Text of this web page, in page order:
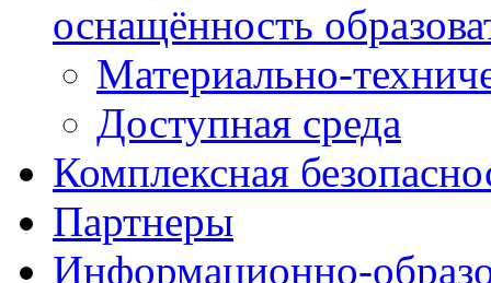
оснащённость
Материально-
Доступная среда
Комплексная
Партнеры
Информационно-